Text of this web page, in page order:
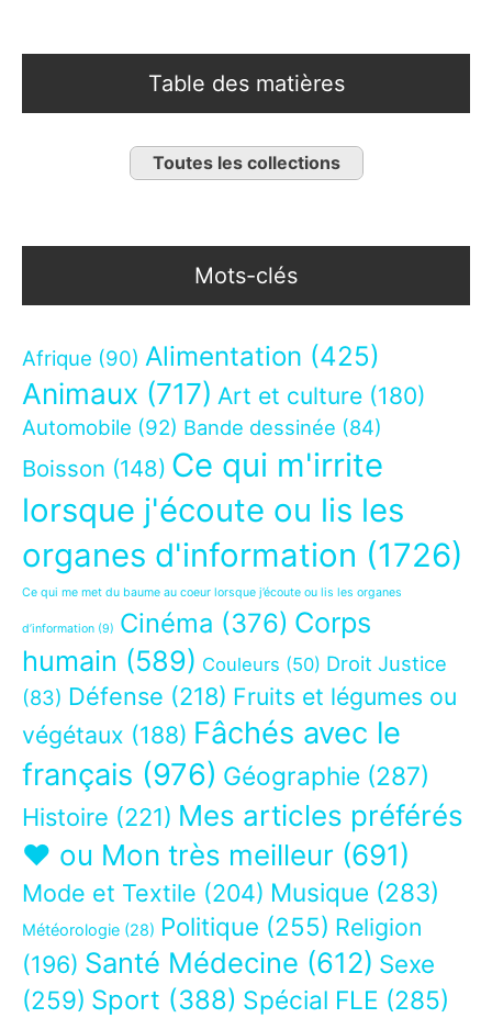
Table des matières
Toutes les collections
Mots-clés
Afrique (90) Alimentation (425)
Animaux (717) Art et culture (180)
Automobile (92) Bande dessinée (84)
Boisson (148) Ce qui m'irrite
lorsque j'écoute ou lis les
organes d'information (1726)
Ce qui me met du baume au coeur lorsque j’écoute ou lis les organes
d’information (9) Cinéma (376) Corps
humain (589) Couleurs (50) Droit Justice
(83) Défense (218) Fruits et légumes ou
végétaux (188) Fâchés avec le
français (976) Géographie (287)
Histoire (221) Mes articles préférés
❤ ou Mon très meilleur (691)
Mode et Textile (204) Musique (283)
Météorologie (28) Politique (255) Religion
(196) Santé Médecine (612) Sexe
(259) Sport (388) Spécial FLE (285)